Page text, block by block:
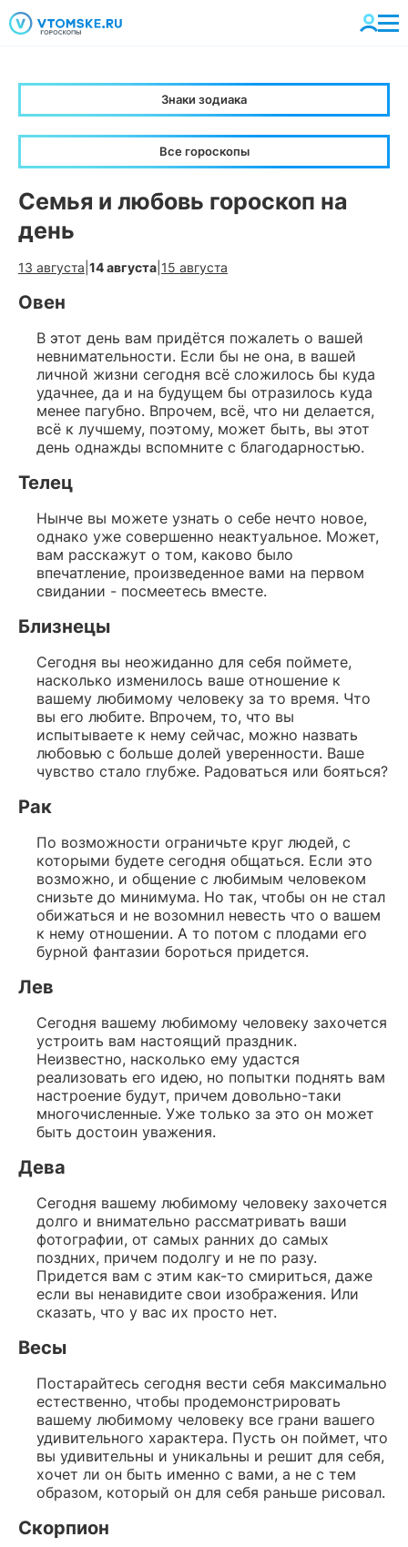
Знаки зодиака
Семья и любовь гороскоп на
день
13 августа 14 августа 15 августа
Овен
В этот день вам придётся пожалеть о вашей
невнимательности. Если бы не она, в вашей
личной жизни сегодня всё сложилось бы куда
удачнее, да и на будущем бы отразилось куда
менее пагубно. Впрочем, всё, что ни делается,
всё к лучшему, поэтому, может быть, вы этот
день однажды вспомните с благодарностью.
Телец
Нынче вы можете узнать о себе нечто новое,
однако уже совершенно неактуальное. Может,
вам расскажут о том, каково было
впечатление, произведенное вами на первом
свидании - посмеетесь вместе.
Близнецы
Сегодня вы неожиданно для себя поймете,
насколько изменилось ваше отношение к
вашему любимому человеку за то время. Что
вы его любите. Впрочем, то, что вы
испытываете к нему сейчас, можно назвать
любовью с больше долей уверенности. Ваше
чувство стало глубже. Радоваться или бояться?
Рак
По возможности ограничьте круг людей, с
которыми будете сегодня общаться. Если это
возможно, и общение с любимым человеком
снизьте до минимума. Но так, чтобы он не стал
обижаться и не возомнил невесть что о вашем
к нему отношении. А то потом с плодами его
бурной фантазии бороться придется.
Лев
Сегодня вашему любимому человеку захочется
устроить вам настоящий праздник.
Неизвестно, насколько ему удастся
реализовать его идею, но попытки поднять вам
настроение будут, причем довольно-таки
многочисленные. Уже только за это он может
быть достоин уважения.
Дева
Сегодня вашему любимому человеку захочется
долго и внимательно рассматривать ваши
фотографии, от самых ранних до самых
поздних, причем подолгу и не по разу.
Придется вам с этим как-то смириться, даже
если вы ненавидите свои изображения. Или
сказать, что у вас их просто нет.
Весы
Постарайтесь сегодня вести себя максимально
естественно, чтобы продемонстрировать
вашему любимому человеку все грани вашего
удивительного характера. Пусть он поймет, что
вы удивительны и уникальны и решит для себя,
хочет ли он быть именно с вами, а не с тем
образом, который он для себя раньше рисовал.
Скорпион
Все гороскопы